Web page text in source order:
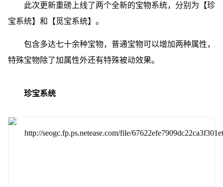
此次更新重磅上线了两个全新的宝物系统，分别为【珍
宝系统】和【觅宝系统】。
包含多达七十余种宝物，普通宝物可以增加两种属性，
特殊宝物除了加属性外还有特殊被动效果。
珍宝系统